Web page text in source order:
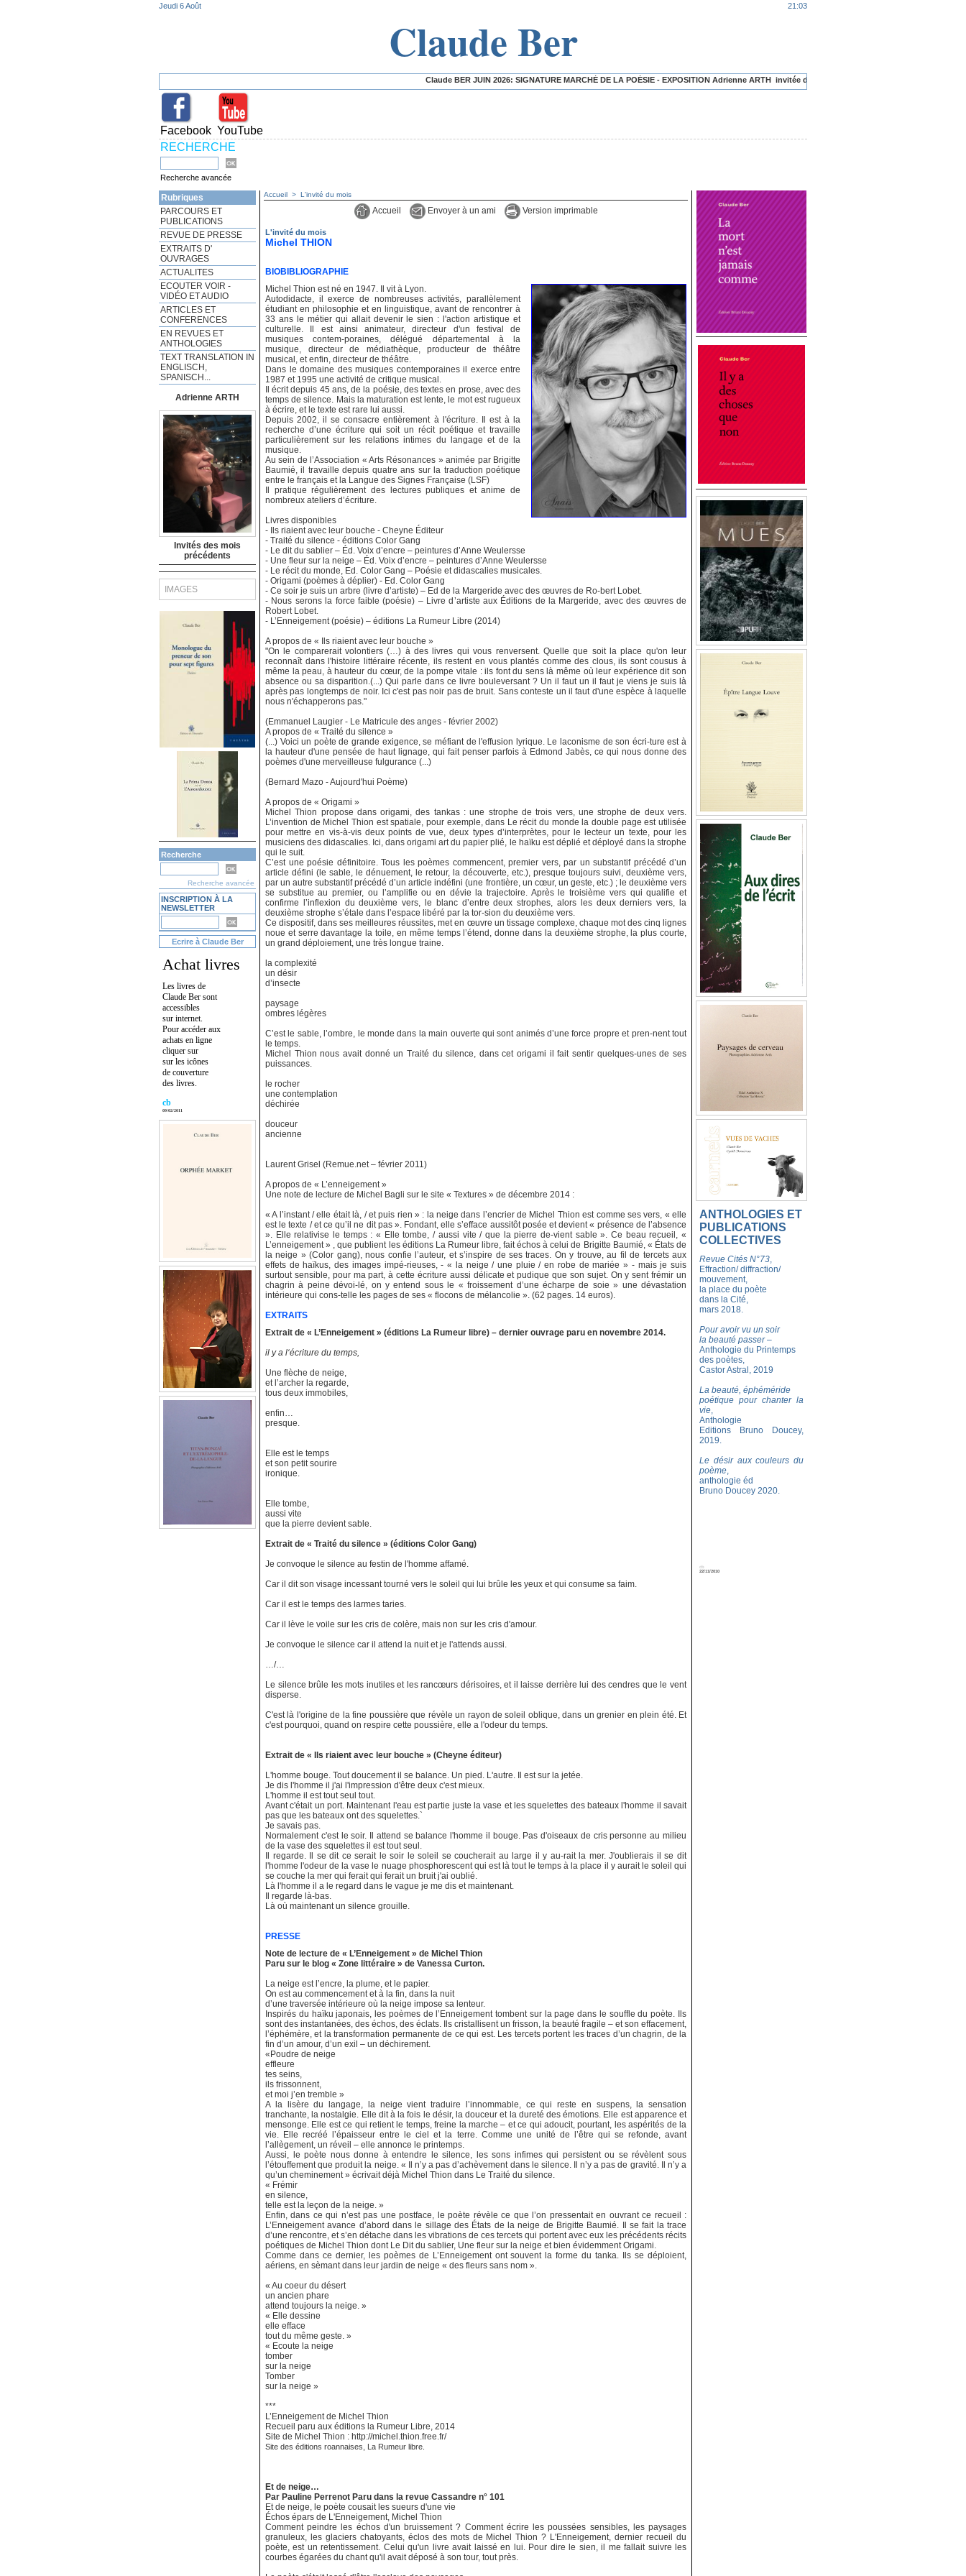
Jeudi 6 Août 21:03
Claude Ber
Claude BER JUIN 2026: SIGNATURE MARCHÉ DE LA POÉSIE - EXPOSITION Adrienne ARTH invitée du mois PUBLICATIONS RÉCENTES: livres, articles,
Facebook YouTube
RECHERCHE
Recherche avancée
Rubriques
PARCOURS ET
PUBLICATIONS
REVUE DE PRESSE
EXTRAITS D'
OUVRAGES
ACTUALITES
ECOUTER VOIR -
VIDÉO ET AUDIO
ARTICLES ET
CONFERENCES
EN REVUES ET
ANTHOLOGIES
TEXT TRANSLATION IN
ENGLISCH,
SPANISCH...
Adrienne ARTH
Invités des mois
précédents
IMAGES
Recherche
Recherche avancée
INSCRIPTION À LA
NEWSLETTER
Ecrire à Claude Ber
Achat livres
Les livres de
Claude Ber sont
accessibles
sur internet.
Pour accéder aux
achats en ligne
cliquer sur
sur les icônes
de couverture
des livres.
cb
09/02/2011
Accueil > L'invité du mois
Accueil Envoyer à un ami Version imprimable
L'invité du mois
Michel THION
BIOBIBLIOGRAPHIE
Michel Thion est né en 1947. Il vit à Lyon.
Autodidacte, il exerce de nombreuses activités, parallèlement
étudiant en philosophie et en linguistique, avant de rencontrer à
33 ans le métier qui allait devenir le sien : l'action artistique et
culturelle. Il est ainsi animateur, directeur d'un festival de
musiques contem-poraines, délégué départemental à la
musique, directeur de médiathèque, producteur de théâtre
musical, et enfin, directeur de théâtre.
Dans le domaine des musiques contemporaines il exerce entre
1987 et 1995 une activité de critique musical.
Il écrit depuis 45 ans, de la poésie, des textes en prose, avec des
temps de silence. Mais la maturation est lente, le mot est rugueux
à écrire, et le texte est rare lui aussi.
Depuis 2002, il se consacre entièrement à l'écriture. Il est à la
recherche d’une écriture qui soit un récit poétique et travaille
particulièrement sur les relations intimes du langage et de la
musique.
Au sein de l’Association « Arts Résonances » animée par Brigitte
Baumié, il travaille depuis quatre ans sur la traduction poétique
entre le français et la Langue des Signes Française (LSF)
Il pratique régulièrement des lectures publiques et anime de
nombreux ateliers d’écriture.
Livres disponibles
- Ils riaient avec leur bouche - Cheyne Éditeur
- Traité du silence - éditions Color Gang
- Le dit du sablier – Éd. Voix d’encre – peintures d’Anne Weulersse
- Une fleur sur la neige – Éd. Voix d’encre – peintures d’Anne Weulersse
- Le récit du monde, Ed. Color Gang – Poésie et didascalies musicales.
- Origami (poèmes à déplier) - Ed. Color Gang
- Ce soir je suis un arbre (livre d’artiste) – Ed de la Margeride avec des œuvres de Ro-bert Lobet.
- Nous serons la force faible (poésie) – Livre d’artiste aux Éditions de la Margeride, avec des œuvres de
Robert Lobet.
- L’Enneigement (poésie) – éditions La Rumeur Libre (2014)
A propos de « Ils riaient avec leur bouche »
"On le comparerait volontiers (…) à des livres qui vous renversent. Quelle que soit la place qu'on leur
reconnaît dans l'histoire littéraire récente, ils restent en vous plantés comme des clous, ils sont cousus à
même la peau, à hauteur du cœur, de la pompe vitale : ils font du sens là même où leur expérience dit son
absence ou sa disparition.(...) Qui parle dans ce livre bouleversant ? Un il faut un il faut je viens je suis là
après pas longtemps de noir. Ici c'est pas noir pas de bruit. Sans conteste un il faut d'une espèce à laquelle
nous n'échapperons pas."
(Emmanuel Laugier - Le Matricule des anges - février 2002)
A propos de « Traité du silence »
(...) Voici un poète de grande exigence, se méfiant de l'effusion lyrique. Le laconisme de son écri-ture est à
la hauteur d'une pensée de haut lignage, qui fait penser parfois à Edmond Jabès, ce qui nous donne des
poèmes d'une merveilleuse fulgurance (...)
(Bernard Mazo - Aujourd'hui Poème)
A propos de « Origami »
Michel Thion propose dans origami, des tankas : une strophe de trois vers, une strophe de deux vers.
L’invention de Michel Thion est spatiale, pour exemple, dans Le récit du monde la double page est utilisée
pour mettre en vis-à-vis deux points de vue, deux types d’interprètes, pour le lecteur un texte, pour les
musiciens des didascalies. Ici, dans origami art du papier plié, le haïku est déplié et déployé dans la strophe
qui le suit.
C’est une poésie définitoire. Tous les poèmes commencent, premier vers, par un substantif précédé d’un
article défini (le sable, le dénuement, le retour, la découverte, etc.), presque toujours suivi, deuxième vers,
par un autre substantif précédé d’un article indéfini (une frontière, un cœur, un geste, etc.) ; le deuxième vers
se substitue au premier, ou l’amplifie ou en dévie la trajectoire. Après le troisième vers qui qualifie et
confirme l’inflexion du deuxième vers, le blanc d’entre deux strophes, alors les deux derniers vers, la
deuxième strophe s’étale dans l’espace libéré par la tor-sion du deuxième vers.
Ce dispositif, dans ses meilleures réussites, met en œuvre un tissage complexe, chaque mot des cinq lignes
noue et serre davantage la toile, en même temps l’étend, donne dans la deuxième strophe, la plus courte,
un grand déploiement, une très longue traine.
la complexité
un désir
d’insecte
paysage
ombres légères
C’est le sable, l’ombre, le monde dans la main ouverte qui sont animés d’une force propre et pren-nent tout
le temps.
Michel Thion nous avait donné un Traité du silence, dans cet origami il fait sentir quelques-unes de ses
puissances.
le rocher
une contemplation
déchirée
douceur
ancienne
Laurent Grisel (Remue.net – février 2011)
A propos de « L’enneigement »
Une note de lecture de Michel Bagli sur le site « Textures » de décembre 2014 :
« A l’instant / elle était là, / et puis rien » : la neige dans l’encrier de Michel Thion est comme ses vers, « elle
est le texte / et ce qu’il ne dit pas ». Fondant, elle s’efface aussitôt posée et devient « présence de l’absence
». Elle relativise le temps : « Elle tombe, / aussi vite / que la pierre de-vient sable ». Ce beau recueil, «
L’enneigement » , que publient les éditions La Rumeur libre, fait échos à celui de Brigitte Baumié, « États de
la neige » (Color gang), nous confie l’auteur, et s’inspire de ses traces. On y trouve, au fil de tercets aux
effets de haïkus, des images impé-rieuses, - « la neige / une pluie / en robe de mariée » - mais je suis
surtout sensible, pour ma part, à cette écriture aussi délicate et pudique que son sujet. On y sent frémir un
chagrin à peine dévoi-lé, on y entend sous le « froissement d’une écharpe de soie » une dévastation
intérieure qui cons-telle les pages de ses « flocons de mélancolie ». (62 pages. 14 euros).
EXTRAITS
Extrait de « L’Enneigement » (éditions La Rumeur libre) – dernier ouvrage paru en novembre 2014.
il y a l‘écriture du temps,
Une flèche de neige,
et l’archer la regarde,
tous deux immobiles,
enfin…
presque.
Elle est le temps
et son petit sourire
ironique.
Elle tombe,
aussi vite
que la pierre devient sable.
Extrait de « Traité du silence » (éditions Color Gang)
Je convoque le silence au festin de l'homme affamé.
Car il dit son visage incessant tourné vers le soleil qui lui brûle les yeux et qui consume sa faim.
Car il est le temps des larmes taries.
Car il lève le voile sur les cris de colère, mais non sur les cris d'amour.
Je convoque le silence car il attend la nuit et je l'attends aussi.
…/…
Le silence brûle les mots inutiles et les rancœurs dérisoires, et il laisse derrière lui des cendres que le vent
disperse.
C'est là l'origine de la fine poussière que révèle un rayon de soleil oblique, dans un grenier en plein été. Et
c'est pourquoi, quand on respire cette poussière, elle a l'odeur du temps.
Extrait de « Ils riaient avec leur bouche » (Cheyne éditeur)
L'homme bouge. Tout doucement il se balance. Un pied. L'autre. Il est sur la jetée.
Je dis l'homme il j'ai l'impression d'être deux c'est mieux.
L'homme il est tout seul tout.
Avant c'était un port. Maintenant l'eau est partie juste la vase et les squelettes des bateaux l'homme il savait
pas que les bateaux ont des squelettes.`
Je savais pas.
Normalement c'est le soir. Il attend se balance l'homme il bouge. Pas d'oiseaux de cris personne au milieu
de la vase des squelettes il est tout seul.
Il regarde. Il se dit ce serait le soir le soleil se coucherait au large il y au-rait la mer. J'oublierais il se dit
l'homme l'odeur de la vase le nuage phosphorescent qui est là tout le temps à la place il y aurait le soleil qui
se couche la mer qui ferait qui ferait un bruit j'ai oublié.
Là l'homme il a le regard dans le vague je me dis et maintenant.
Il regarde là-bas.
Là où maintenant un silence grouille.
PRESSE
Note de lecture de « L’Enneigement » de Michel Thion
Paru sur le blog « Zone littéraire » de Vanessa Curton.
La neige est l’encre, la plume, et le papier.
On est au commencement et à la fin, dans la nuit
d’une traversée intérieure où la neige impose sa lenteur.
Inspirés du haïku japonais, les poèmes de l’Enneigement tombent sur la page dans le souffle du poète. Ils
sont des instantanées, des échos, des éclats. Ils cristallisent un frisson, la beauté fragile – et son effacement,
l’éphémère, et la transformation permanente de ce qui est. Les tercets portent les traces d’un chagrin, de la
fin d’un amour, d’un exil – un déchirement.
«Poudre de neige
effleure
tes seins,
ils frissonnent,
et moi j’en tremble »
A la lisère du langage, la neige vient traduire l’innommable, ce qui reste en suspens, la sensation
tranchante, la nostalgie. Elle dit à la fois le désir, la douceur et la dureté des émotions. Elle est apparence et
mensonge. Elle est ce qui retient le temps, freine la marche – et ce qui adoucit, pourtant, les aspérités de la
vie. Elle recréé l’épaisseur entre le ciel et la terre. Comme une unité de l’être qui se refonde, avant
l’allègement, un réveil – elle annonce le printemps.
Aussi, le poète nous donne à entendre le silence, les sons infimes qui persistent ou se révèlent sous
l’étouffement que produit la neige. « Il n’y a pas d’achèvement dans le silence. Il n’y a pas de gravité. Il n’y a
qu’un cheminement » écrivait déjà Michel Thion dans Le Traité du silence.
« Frémir
en silence,
telle est la leçon de la neige. »
Enfin, dans ce qui n’est pas une postface, le poète révèle ce que l’on pressentait en ouvrant ce recueil :
L’Enneigement avance d’abord dans le sillage des États de la neige de Brigitte Baumié. Il se fait la trace
d’une rencontre, et s’en détache dans les vibrations de ces tercets qui portent avec eux les précédents récits
poétiques de Michel Thion dont Le Dit du sablier, Une fleur sur la neige et bien évidemment Origami.
Comme dans ce dernier, les poèmes de L’Enneigement ont souvent la forme du tanka. Ils se déploient,
aériens, en sèmant dans leur jardin de neige « des fleurs sans nom ».
« Au coeur du désert
un ancien phare
attend toujours la neige. »
« Elle dessine
elle efface
tout du même geste. »
« Ecoute la neige
tomber
sur la neige
Tomber
sur la neige »
***
L’Enneigement de Michel Thion
Recueil paru aux éditions la Rumeur Libre, 2014
Site de Michel Thion : http://michel.thion.free.fr/
Site des éditions roannaises, La Rumeur libre.
Et de neige…
Par Pauline Perrenot Paru dans la revue Cassandre n° 101
Et de neige, le poète cousait les sueurs d'une vie
Échos épars de L'Enneigement, Michel Thion
Comment peindre les échos d'un bruissement ? Comment écrire les poussées sensibles, les paysages
granuleux, les glaciers chatoyants, éclos des mots de Michel Thion ? L'Enneigement, dernier recueil du
poète, est un retentissement. Celui qu'un livre avait laissé en lui. Pour dire le sien, il me fallait suivre les
courbes égarées du chant qu'il avait déposé à son tour, tout près.
ANTHOLOGIES ET
PUBLICATIONS
COLLECTIVES
Revue Cités N°73,
Effraction/ diffraction/
mouvement,
la place du poète
dans la Cité,
mars 2018.
Pour avoir vu un soir
la beauté passer–
Anthologie du Printemps
des poètes,
Castor Astral, 2019
La beauté, éphéméride
poétique pour chanter la
vie,
Anthologie
Editions Bruno Doucey,
2019.
Le désir aux couleurs du
poème,
anthologie éd
Bruno Doucey 2020.
cb
22/11/2010